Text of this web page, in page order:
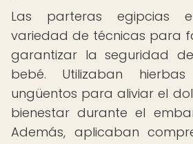
Las parteras egipcias
variedad de técnicas para
garantizar la seguridad
bebé. Utilizaban
ungüentos para aliviar el
bienestar durante el
Además, aplicaban